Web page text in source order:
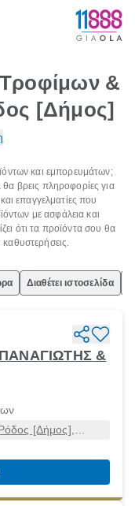
&
[Δήμος]
και εμπορευμάτων;
θα βρεις πληροφορίες για
και επαγγελματίες που
με ασφάλεια και
ότι τα προϊόντα σου θα
Διαθέτει ιστοσελίδα
&
[Δήμος],